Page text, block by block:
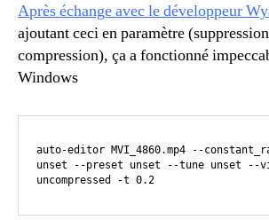
Après échange avec le développeur
ajoutant ceci en paramètre
compression), ça a fonctionné
Windows
auto-editor MVI_4860.mp4 --
unset --preset unset --tune unset --
uncompressed -t 0.2